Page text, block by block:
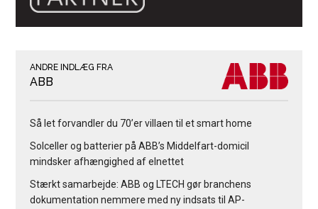
ANDRE INDLÆG FRA
ABB
Så let forvandler du 70’er villaen til et smart home
Solceller og batterier på ABB’s Middelfart-domicil
mindsker afhængighed af elnettet
Stærkt samarbejde: ABB og LTECH gør branchens
dokumentation nemmere med ny indsats til AP-